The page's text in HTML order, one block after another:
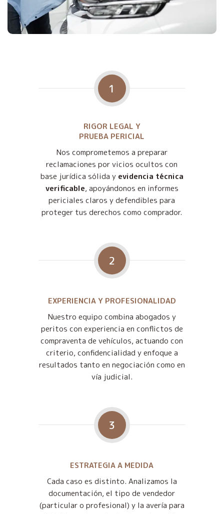
1
RIGOR LEGAL Y
PRUEBA PERICIAL
Nos comprometemos a preparar
reclamaciones por vicios ocultos con
base jurídica sólida y evidencia técnica
verificable, apoyándonos en informes
periciales claros y defendibles para
proteger tus derechos como comprador.
2
EXPERIENCIA Y PROFESIONALIDAD
Nuestro equipo combina abogados y
peritos con experiencia en conflictos de
compraventa de vehículos, actuando con
criterio, confidencialidad y enfoque a
resultados tanto en negociación como en
vía judicial.
3
ESTRATEGIA A MEDIDA
Cada caso es distinto. Analizamos la
documentación, el tipo de vendedor
(particular o profesional) y la avería para